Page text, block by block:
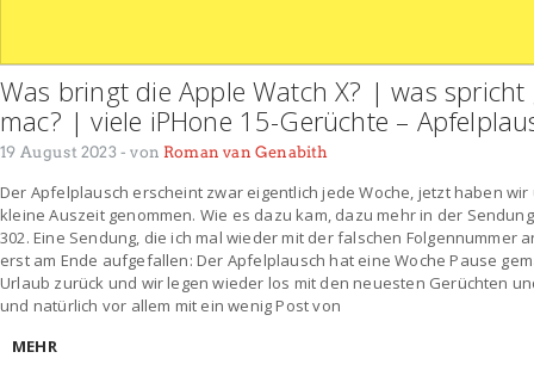
Was bringt die Apple Watch X? | was spricht
mac? | viele iPHone 15-Gerüchte –
19 August 2023 - von Roman van Genabith
Der Apfelplausch erscheint zwar eigentlich jede Woche, jetzt haben
kleine Auszeit genommen. Wie es dazu kam, dazu mehr in der
302. Eine Sendung, die ich mal wieder mit der falschen Folgennummer
erst am Ende aufgefallen: Der Apfelplausch hat eine Woche Pause
Urlaub zurück und wir legen wieder los mit den neuesten Gerüchten
und natürlich vor allem mit ein wenig Post von
MEHR